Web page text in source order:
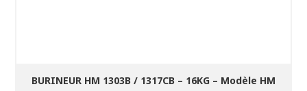
BURINEUR HM 1303B / 1317CB – 16KG – Modèle HM